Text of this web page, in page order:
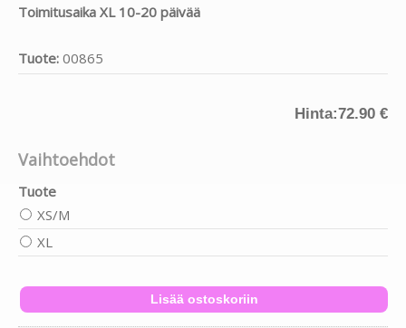
Toimitusaika XL 10-20 päivää
Tuote: 00865
Hinta:72.90 €
Vaihtoehdot
Tuote
XS/M
XL